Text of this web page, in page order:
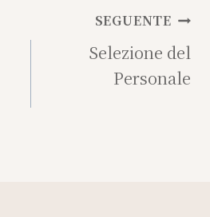
SEGUENTE
Selezione del
Personale